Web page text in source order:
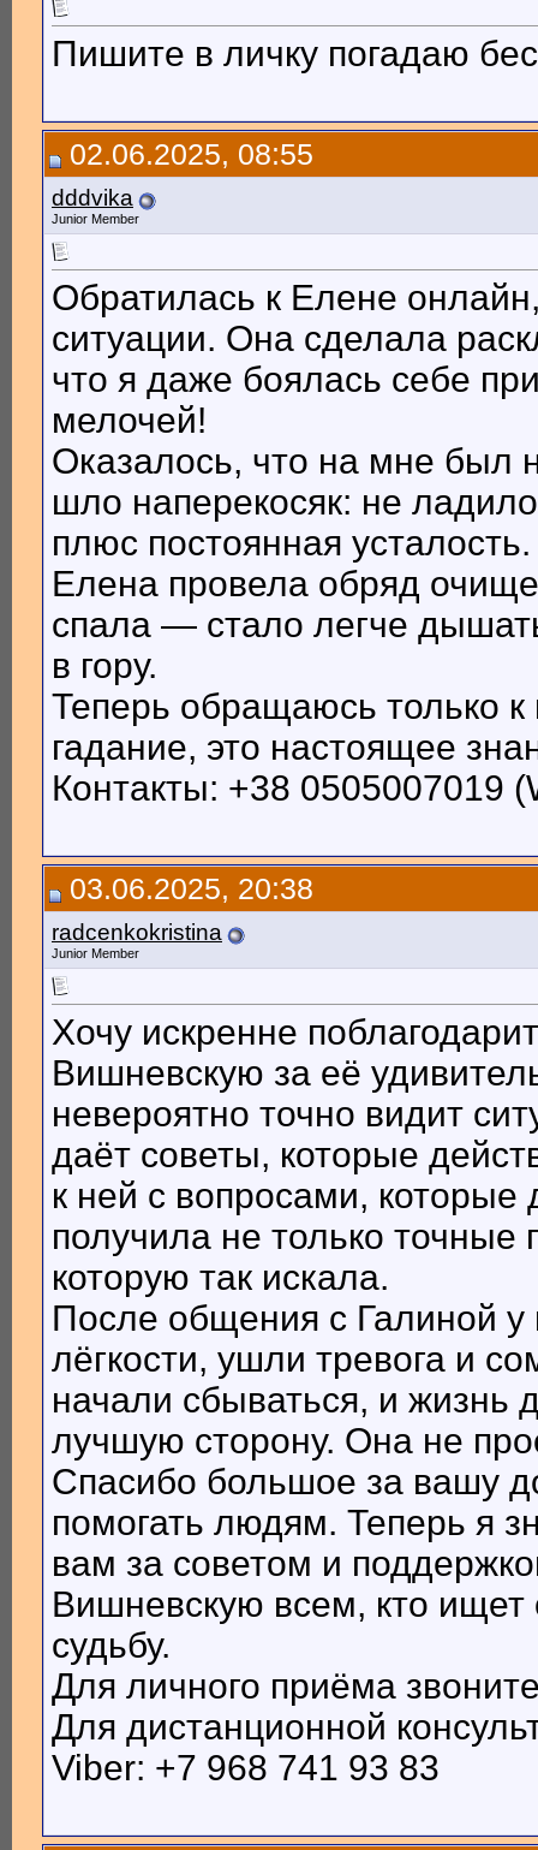
Пишите в личку погадаю
02.06.2025, 08:55
dddvika
Junior Member
Обратилась к Елене
ситуации. Она сделала
что я даже боялась себе
мелочей!
Оказалось, что на мне был
шло наперекосяк: не
плюс постоянная усталость.
Елена провела обряд
спала — стало легче
в гору.
Теперь обращаюсь только
гадание, это настоящее
Контакты: +38 0505007019
03.06.2025, 20:38
radcenkokristina
Junior Member
Хочу искренне
Вишневскую за её
невероятно точно видит
даёт советы, которые
к ней с вопросами,
получила не только точные
которую так искала.
После общения с Галиной
лёгкости, ушли тревога и
начали сбываться, и жизнь
лучшую сторону. Она не
Спасибо большое за вашу
помогать людям. Теперь я
вам за советом и
Вишневскую всем, кто ищет
судьбу.
Для личного приёма
Для дистанционной
Viber: +7 968 741 93 83